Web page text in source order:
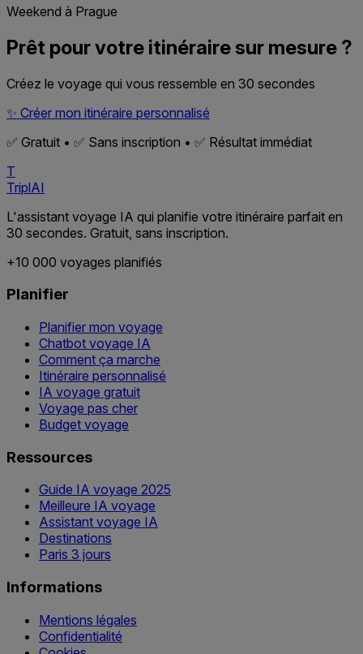
Weekend à Prague
Prêt pour votre itinéraire sur mesure ?
Créez le voyage qui vous ressemble en 30 secondes
✨ Créer mon itinéraire personnalisé
✅ Gratuit • ✅ Sans inscription • ✅ Résultat immédiat
T
TriplAI
L'assistant voyage IA qui planifie votre itinéraire parfait en
30 secondes. Gratuit, sans inscription.
+10 000 voyages planifiés
Planifier
Planifier mon voyage
Chatbot voyage IA
Comment ça marche
Itinéraire personnalisé
IA voyage gratuit
Voyage pas cher
Budget voyage
Ressources
Guide IA voyage 2025
Meilleure IA voyage
Assistant voyage IA
Destinations
Paris 3 jours
Informations
Mentions légales
Confidentialité